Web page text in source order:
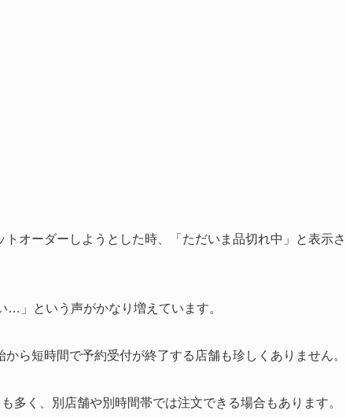
オーダーしようとした時、「ただいま品切れ中」と表示さ
」という声がかなり増えています。
ら短時間で予約受付が終了する店舗も珍しくありません。
多く、別店舗や別時間帯では注文できる場合もあります。